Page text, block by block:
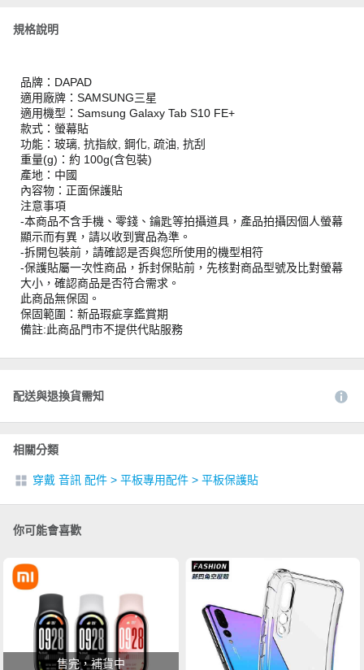
規格說明
品牌：DAPAD
適用廠牌：SAMSUNG三星
適用機型：Samsung Galaxy Tab S10 FE+
款式：螢幕貼
功能：玻璃, 抗指紋, 鋼化, 疏油, 抗刮
重量(g)：約 100g(含包裝)
產地：中國
內容物：正面保護貼
注意事項
-本商品不含手機、零錢、鑰匙等拍攝道具，產品拍攝因個人螢幕
顯示而有異，請以收到實品為準。
-拆開包裝前，請確認是否與您所使用的機型相符
-保護貼屬一次性商品，拆封保貼前，先核對商品型號及比對螢幕
大小，確認商品是否符合需求。
此商品無保固。
保固範圍：新品瑕疵享鑑賞期
備註:此商品門市不提供代貼服務
配送與退換貨需知
相關分類
穿戴 音訊 配件 > 平板專用配件 > 平板保護貼
你可能會喜歡
售完，補貨中